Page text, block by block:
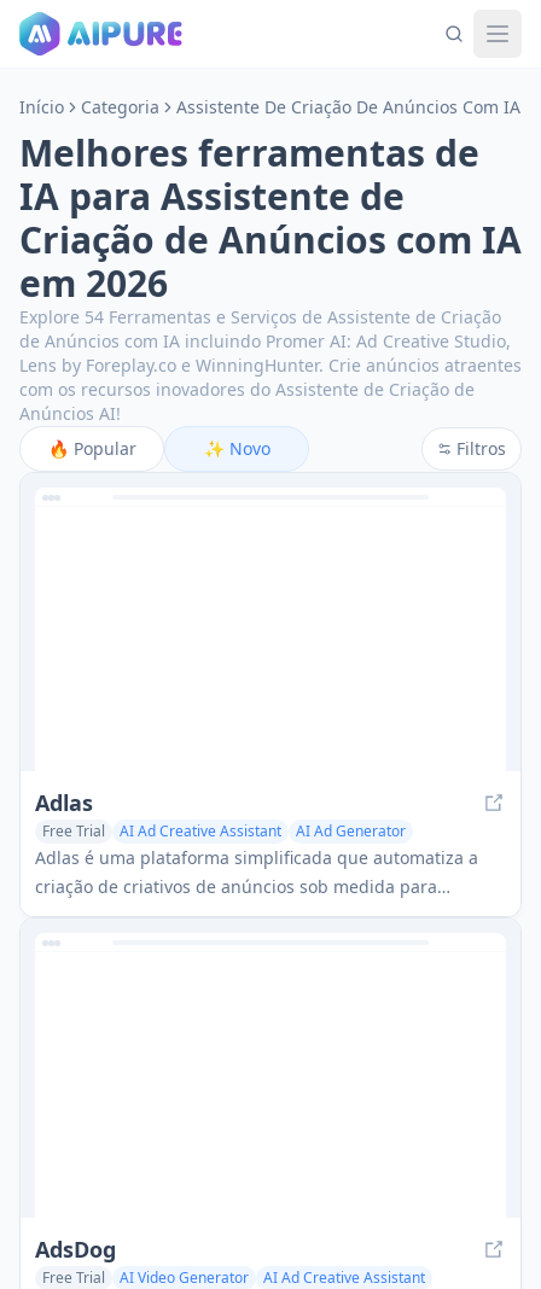
Início Categoria Assistente De Criação De Anúncios Com IA
Melhores ferramentas de
IA para Assistente de
Criação de Anúncios com IA
em 2026
Explore 54 Ferramentas e Serviços de Assistente de Criação
de Anúncios com IA incluindo Promer AI: Ad Creative Studio,
Lens by Foreplay.co e WinningHunter. Crie anúncios atraentes
com os recursos inovadores do Assistente de Criação de
Anúncios AI!
🔥 Popular ✨ Novo Filtros
Adlas
Free Trial AI Ad Creative Assistant AI Ad Generator
Adlas é uma plataforma simplificada que automatiza a
criação de criativos de anúncios sob medida para
campanhas do Google Ads, enquanto fornece
capacidades abrangentes de gerenciamento de
AdsDog
Free Trial AI Video Generator
AI Ad Creative Assistant